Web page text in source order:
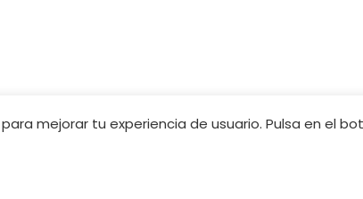
mejorar tu experiencia de usuario. Pulsa en el